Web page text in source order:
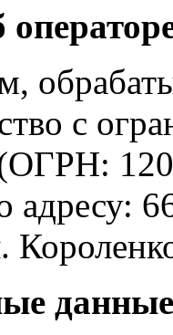
с
адресу: